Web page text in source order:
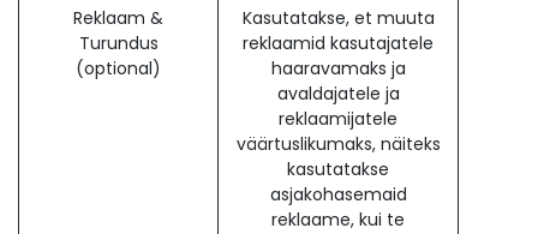
Reklaam &
Turundus
(optional)
Kasutatakse, et muuta
reklaamid kasutajatele
haaravamaks ja
avaldajatele ja
reklaamijatele
väärtuslikumaks, näiteks
kasutatakse
asjakohasemaid
reklaame, kui te